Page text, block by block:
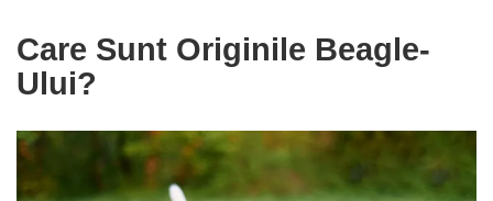
Care Sunt Originile Beagle-
Ului?